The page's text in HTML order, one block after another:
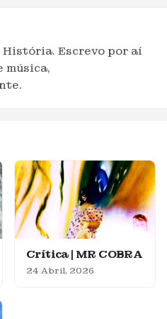
Escrevo por aí
música,
Crítica | MR COBRA
24 Abril, 2026